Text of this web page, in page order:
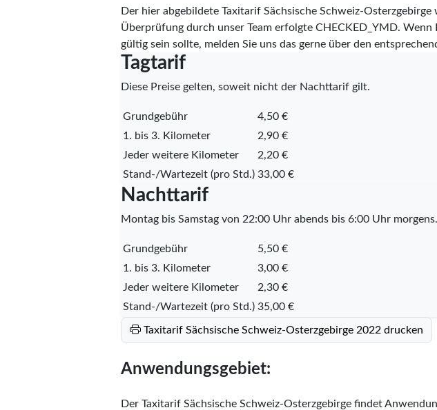
Der hier abgebildete Taxitarif Sächsische Schweiz-Osterzgebirge
Überprüfung durch unser Team erfolgte CHECKED_YMD. Wenn
gültig sein sollte, melden Sie uns das gerne über den
Tagtarif
Diese Preise gelten, soweit nicht der Nachttarif gilt.
Grundgebühr
4,50 €
1. bis 3. Kilometer
2,90 €
Jeder weitere Kilometer
2,20 €
Stand-/Wartezeit (pro Std.) 33,00 €
Nachttarif
Montag bis Samstag von 22:00 Uhr abends bis 6:00 Uhr
Grundgebühr
5,50 €
1. bis 3. Kilometer
3,00 €
Jeder weitere Kilometer
2,30 €
Stand-/Wartezeit (pro Std.) 35,00 €
Taxitarif Sächsische Schweiz-Osterzgebirge 2022 drucken
Anwendungsgebiet:
Der Taxitarif Sächsische Schweiz-Osterzgebirge findet